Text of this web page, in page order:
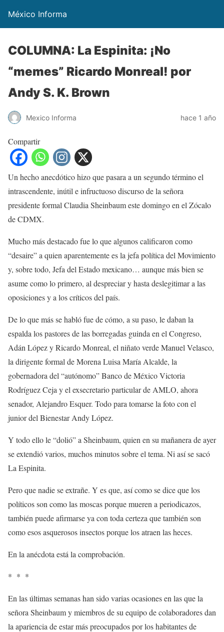
México Informa
COLUMNA: La Espinita: ¡No
“memes” Ricardo Monreal! por
Andy S. K. Brown
Mexico Informa hace 1 año
Compartir
Un hecho anecdótico hizo que pasara a un segundo término el
intrascendente, inútil e infructuoso discurso de la señora
presidente formal Claudia Sheinbaum este domingo en el Zócalo
de CDMX.
Mucho más destacado fue lo que algunos calificaron como
“desaire” a quien aparentemente es la jefa política del Movimiento
y, sobre todo, Jefa del Estado mexicano… aunque más bien se
asume como lo primero, al despreciar y hasta deslegitimar a las
oposiciones y a los críticos del país.
De lo que más se habló fue de cómo, a su paso, le daban la
espalda los pastores de las borregadas guinda en el Congreso,
Adán López y Ricardo Monreal, el niñato verde Manuel Velasco,
la dirigente formal de Morena Luisa María Alcalde, la
gobernadora del “autónomo” Banco de México Victoria
Rodríguez Ceja y el exsecretario particular de AMLO, ahora
senador, Alejandro Esquer. Todo para tomarse la foto con el
junior del Bienestar Andy López.
Y todo ello le “dolió” a Sheinbaum, quien en su mañanera de ayer
se extendió varios, muchos minutos sobre el tema. Ni así se sacó
La Espinita.
Pero que nadie se extrañe. Y es que, así como se dice que los
políticos son como las moscas porque mueren a periodicazos,
también puede afirmarse ya con toda certeza que también son
como esos asquerosos insectos porque los atraen las heces.
En la anécdota está la comprobación.
* * *
En las últimas semanas han sido varias ocasiones en las que la
señora Sheinbaum y miembros de su equipo de colaboradores dan
la apariencia de estar más preocupados por los habitantes de